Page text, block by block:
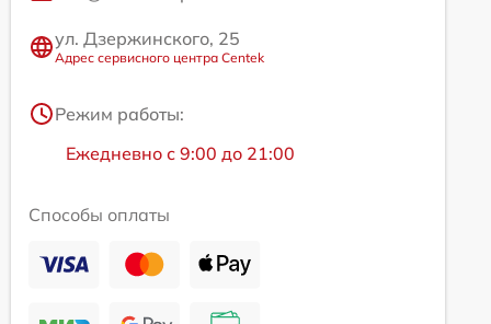
ул. Дзержинского, 25
Адрес сервисного центра Centek
Режим работы:
Ежедневно с 9:00 до 21:00
Способы оплаты